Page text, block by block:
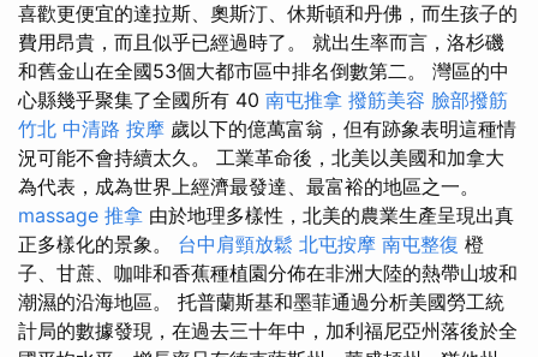
喜歡更便宜的達拉斯、奧斯汀、休斯頓和丹佛，而生孩子的
費用昂貴，而且似乎已經過時了。 就出生率而言，洛杉磯
和舊金山在全國53個大都市區中排名倒數第二。 灣區的中
心縣幾乎聚集了全國所有 40 南屯推拿 撥筋美容 臉部撥筋
竹北 中清路 按摩 歲以下的億萬富翁，但有跡象表明這種情
況可能不會持續太久。 工業革命後，北美以美國和加拿大
為代表，成為世界上經濟最發達、最富裕的地區之一。
massage 推拿 由於地理多樣性，北美的農業生產呈現出真
正多樣化的景象。 台中肩頸放鬆 北屯按摩 南屯整復 橙
子、甘蔗、咖啡和香蕉種植園分佈在非洲大陸的熱帶山坡和
潮濕的沿海地區。 托普蘭斯基和墨菲通過分析美國勞工統
計局的數據發現，在過去三十年中，加利福尼亞州落後於全